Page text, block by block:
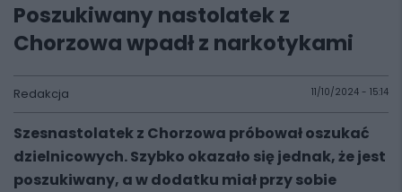
Poszukiwany nastolatek z
Chorzowa wpadł z narkotykami
Redakcja 11/10/2024 - 15:14
Szesnastolatek z Chorzowa próbował oszukać
dzielnicowych. Szybko okazało się jednak, że jest
poszukiwany, a w dodatku miał przy sobie